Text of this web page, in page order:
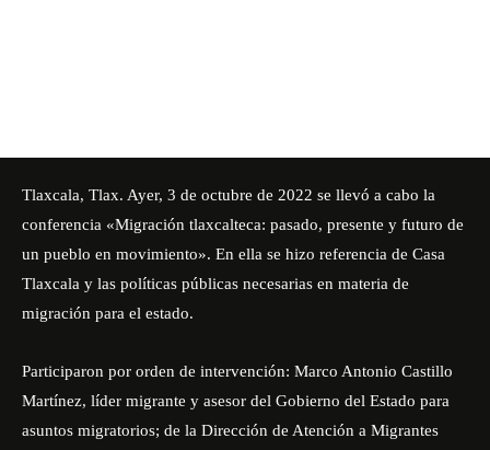
Tlaxcala, Tlax. Ayer, 3 de octubre de 2022 se llevó a cabo la
conferencia «Migración tlaxcalteca: pasado, presente y futuro de
un pueblo en movimiento». En ella se hizo referencia de Casa
Tlaxcala y las políticas públicas necesarias en materia de
migración para el estado.
Participaron por orden de intervención: Marco Antonio Castillo
Martínez, líder migrante y asesor del Gobierno del Estado para
asuntos migratorios; de la Dirección de Atención a Migrantes